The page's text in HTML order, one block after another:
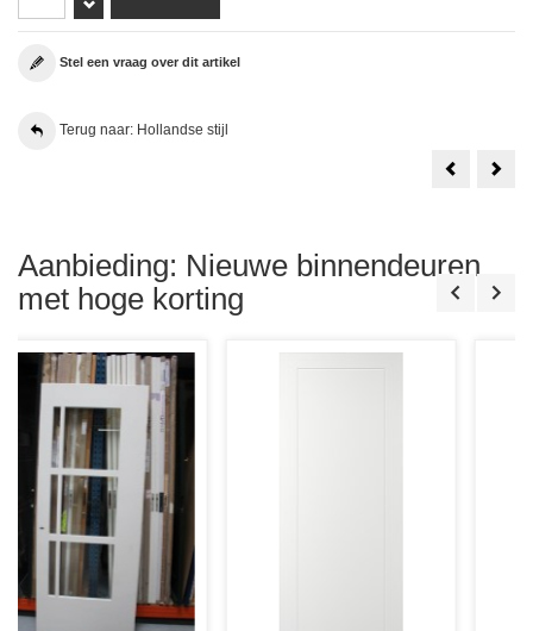
Stel een vraag over dit artikel
Terug naar: Hollandse stijl
Bod'or
Hollandse
Aanbieding: Nieuwe binnendeuren
met hoge korting